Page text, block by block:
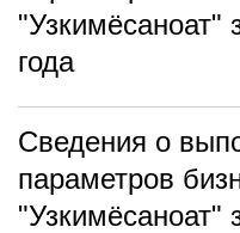
"Узкимёсаноат"
года
Сведения о
параметров
"Узкимёсаноат"